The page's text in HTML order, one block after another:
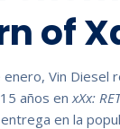
of
Vin Diesel
años enxXx:
en la